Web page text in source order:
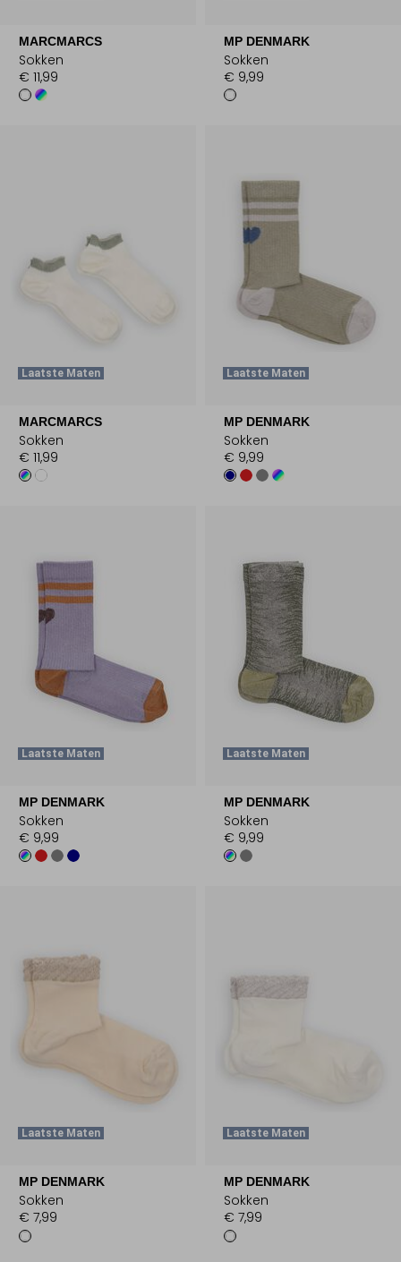
MARCMARCS
Sokken
€ 11,99
MP DENMARK
Sokken
€ 9,99
Laatste Maten
MARCMARCS
Sokken
€ 11,99
Laatste Maten
MP DENMARK
Sokken
€ 9,99
Laatste Maten
MP DENMARK
Sokken
€ 9,99
Laatste Maten
MP DENMARK
Sokken
€ 9,99
Laatste Maten
MP DENMARK
Sokken
€ 7,99
Laatste Maten
MP DENMARK
Sokken
€ 7,99